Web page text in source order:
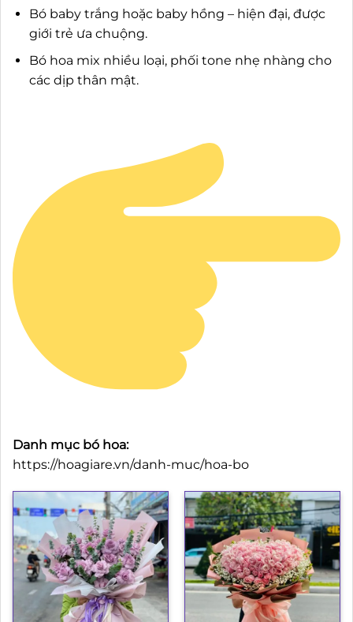
Bó baby trắng hoặc baby hồng – hiện đại, được
giới trẻ ưa chuộng.
Bó hoa mix nhiều loại, phối tone nhẹ nhàng cho
các dịp thân mật.
Danh mục bó hoa:
https://hoagiare.vn/danh-muc/hoa-bo